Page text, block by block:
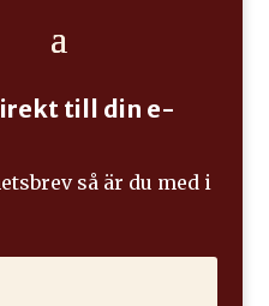
till din e-
så är du med i